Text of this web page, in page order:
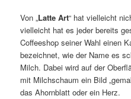
Von „Latte Art“ hat vielleicht
vielleicht hat es jeder bereits
Coffeeshop seiner Wahl einen
bezeichnet, wie der Name es
Milch. Dabei wird auf der
mit Milchschaum ein Bild
das Ahornblatt oder ein Herz.